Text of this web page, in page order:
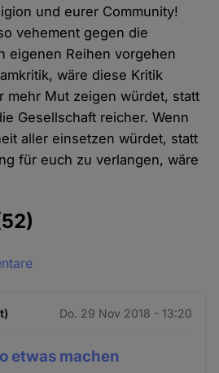
und eurer Community!
vehement gegen die
eigenen Reihen vorgehen
wäre diese Kritik
mehr Mut zeigen würdet, statt
Gesellschaft reicher. Wenn
aller einsetzen würdet, statt
für euch zu verlangen, wäre
Do. 29 Nov 2018 - 13:20
etwas machen